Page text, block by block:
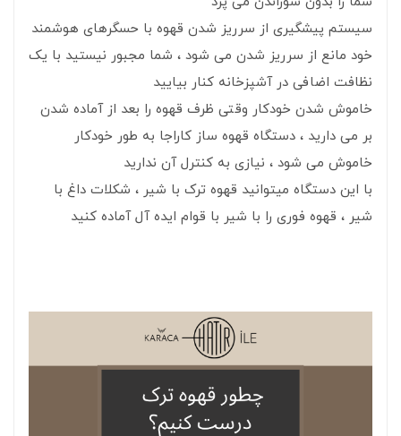
سیستم پیشگیری از سرریز شدن قهوه با حسگرهای هوشمند
خود مانع از سرریز شدن می شود ، شما مجبور نیستید با یک
نظافت اضافی در آشپزخانه کنار بیایید
خاموش شدن خودکار وقتی ظرف قهوه را بعد از آماده شدن
بر می دارید ، دستگاه قهوه ساز کاراجا به طور خودکار
خاموش می شود ، نیازی به کنترل آن ندارید
با این دستگاه میتوانید قهوه ترک با شیر ، شکلات داغ با
شیر ، قهوه فوری را با شیر با قوام ایده آل آماده کنید